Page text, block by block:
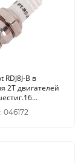
B в
2Т двигателей
046172